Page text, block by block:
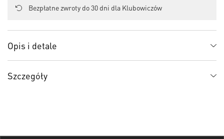
Bezpłatne zwroty do 30 dni dla Klubowiczów
Opis i detale
Szczegóły